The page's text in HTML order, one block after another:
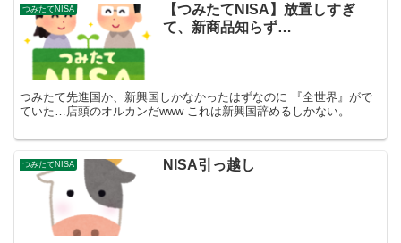
つみたてNISA
【つみたてNISA】放置しすぎ
て、新商品知らず…
つみたて先進国か、新興国しかなかったはずなのに 『全世界』がで
ていた…店頭のオルカンだwww これは新興国辞めるしかない。
つみたてNISA NISA引っ越し